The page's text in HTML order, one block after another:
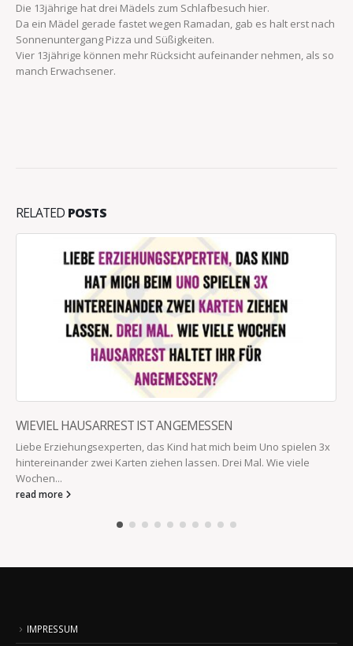
Die 13jährige hat drei Mädels zum Schlafbesuch hier.
Da ein Mädel gerade fastet wegen Ramadan, gab es halt erst nach
Sonnenuntergang Pizza und Süßigkeiten.
Vier 13jährige können mehr Rücksicht aufeinander nehmen, als so
manch Erwachsener.
RELATED POSTS
WIEVIEL HAUSARREST IST ANGEMESSEN
Liebe Erziehungsexperten, das Kind hat mich beim Uno spielen 3x
hintereinander zwei Karten ziehen lassen. Drei Mal. Wie viele
Wochen...
read more
IMPRESSUM